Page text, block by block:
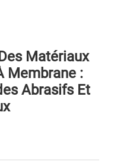
Matériaux
Membrane :
Abrasifs Et